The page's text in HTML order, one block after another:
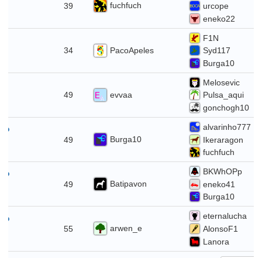
39
fuchfuch
urcope
eneko22
34
PacoApeles
F1N
Syd117
Burga10
49
evvaa
Melosevic
Pulsa_aqui
gonchogh10
49
Burga10
alvarinho777
Ikeraragon
fuchfuch
49
Batipavon
BKWhOPp
eneko41
Burga10
55
arwen_e
eternalucha
AlonsoF1
Lanora